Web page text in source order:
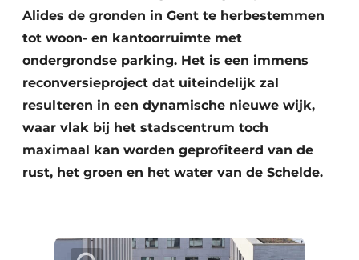
Dak & Gevel
Houtbouw
HVAC
Interieurarchitectuur
Keukens
Software
Alides de gronden in Gent te herbestemmen
tot woon- en kantoorruimte met
ondergrondse parking. Het is een immens
reconversieproject dat uiteindelijk zal
resulteren in een dynamische nieuwe wijk,
waar vlak bij het stadscentrum toch
maximaal kan worden geprofiteerd van de
rust, het groen en het water van de Schelde.